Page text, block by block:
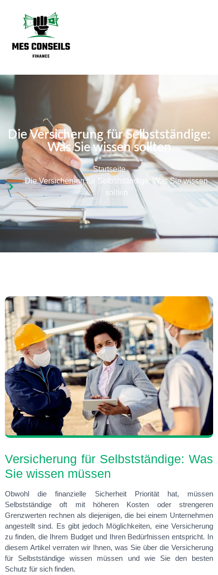
Die Versicherung für Selbstständige:
Was Sie wissen sollten
Startseite
Die Versicherung für Selbstständige: Was Sie wissen
sollten
Versicherung für Selbstständige: Was
Sie wissen müssen
Obwohl die finanzielle Sicherheit Priorität hat, müssen
Selbstständige oft mit höheren Kosten oder strengeren
Grenzwerten rechnen als diejenigen, die bei einem Unternehmen
angestellt sind. Es gibt jedoch Möglichkeiten, eine Versicherung
zu finden, die Ihrem Budget und Ihren Bedürfnissen entspricht. In
diesem Artikel verraten wir Ihnen, was Sie über die Versicherung
für Selbstständige wissen müssen und wie Sie den besten
Schutz für sich finden.